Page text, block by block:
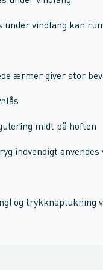
under vindfang kan
ærmer giver stor
midt på hoften
indvendigt
og trykknaplukning